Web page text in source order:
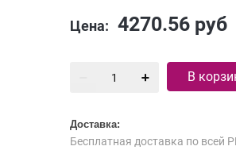
Цена: 4270.56 руб
В
Доставка:
Бесплатная доставка по всей